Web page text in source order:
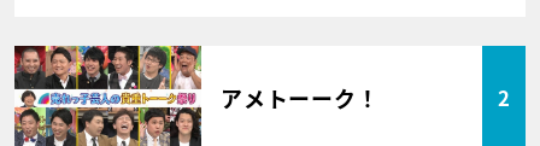
アメトーーク！ 2